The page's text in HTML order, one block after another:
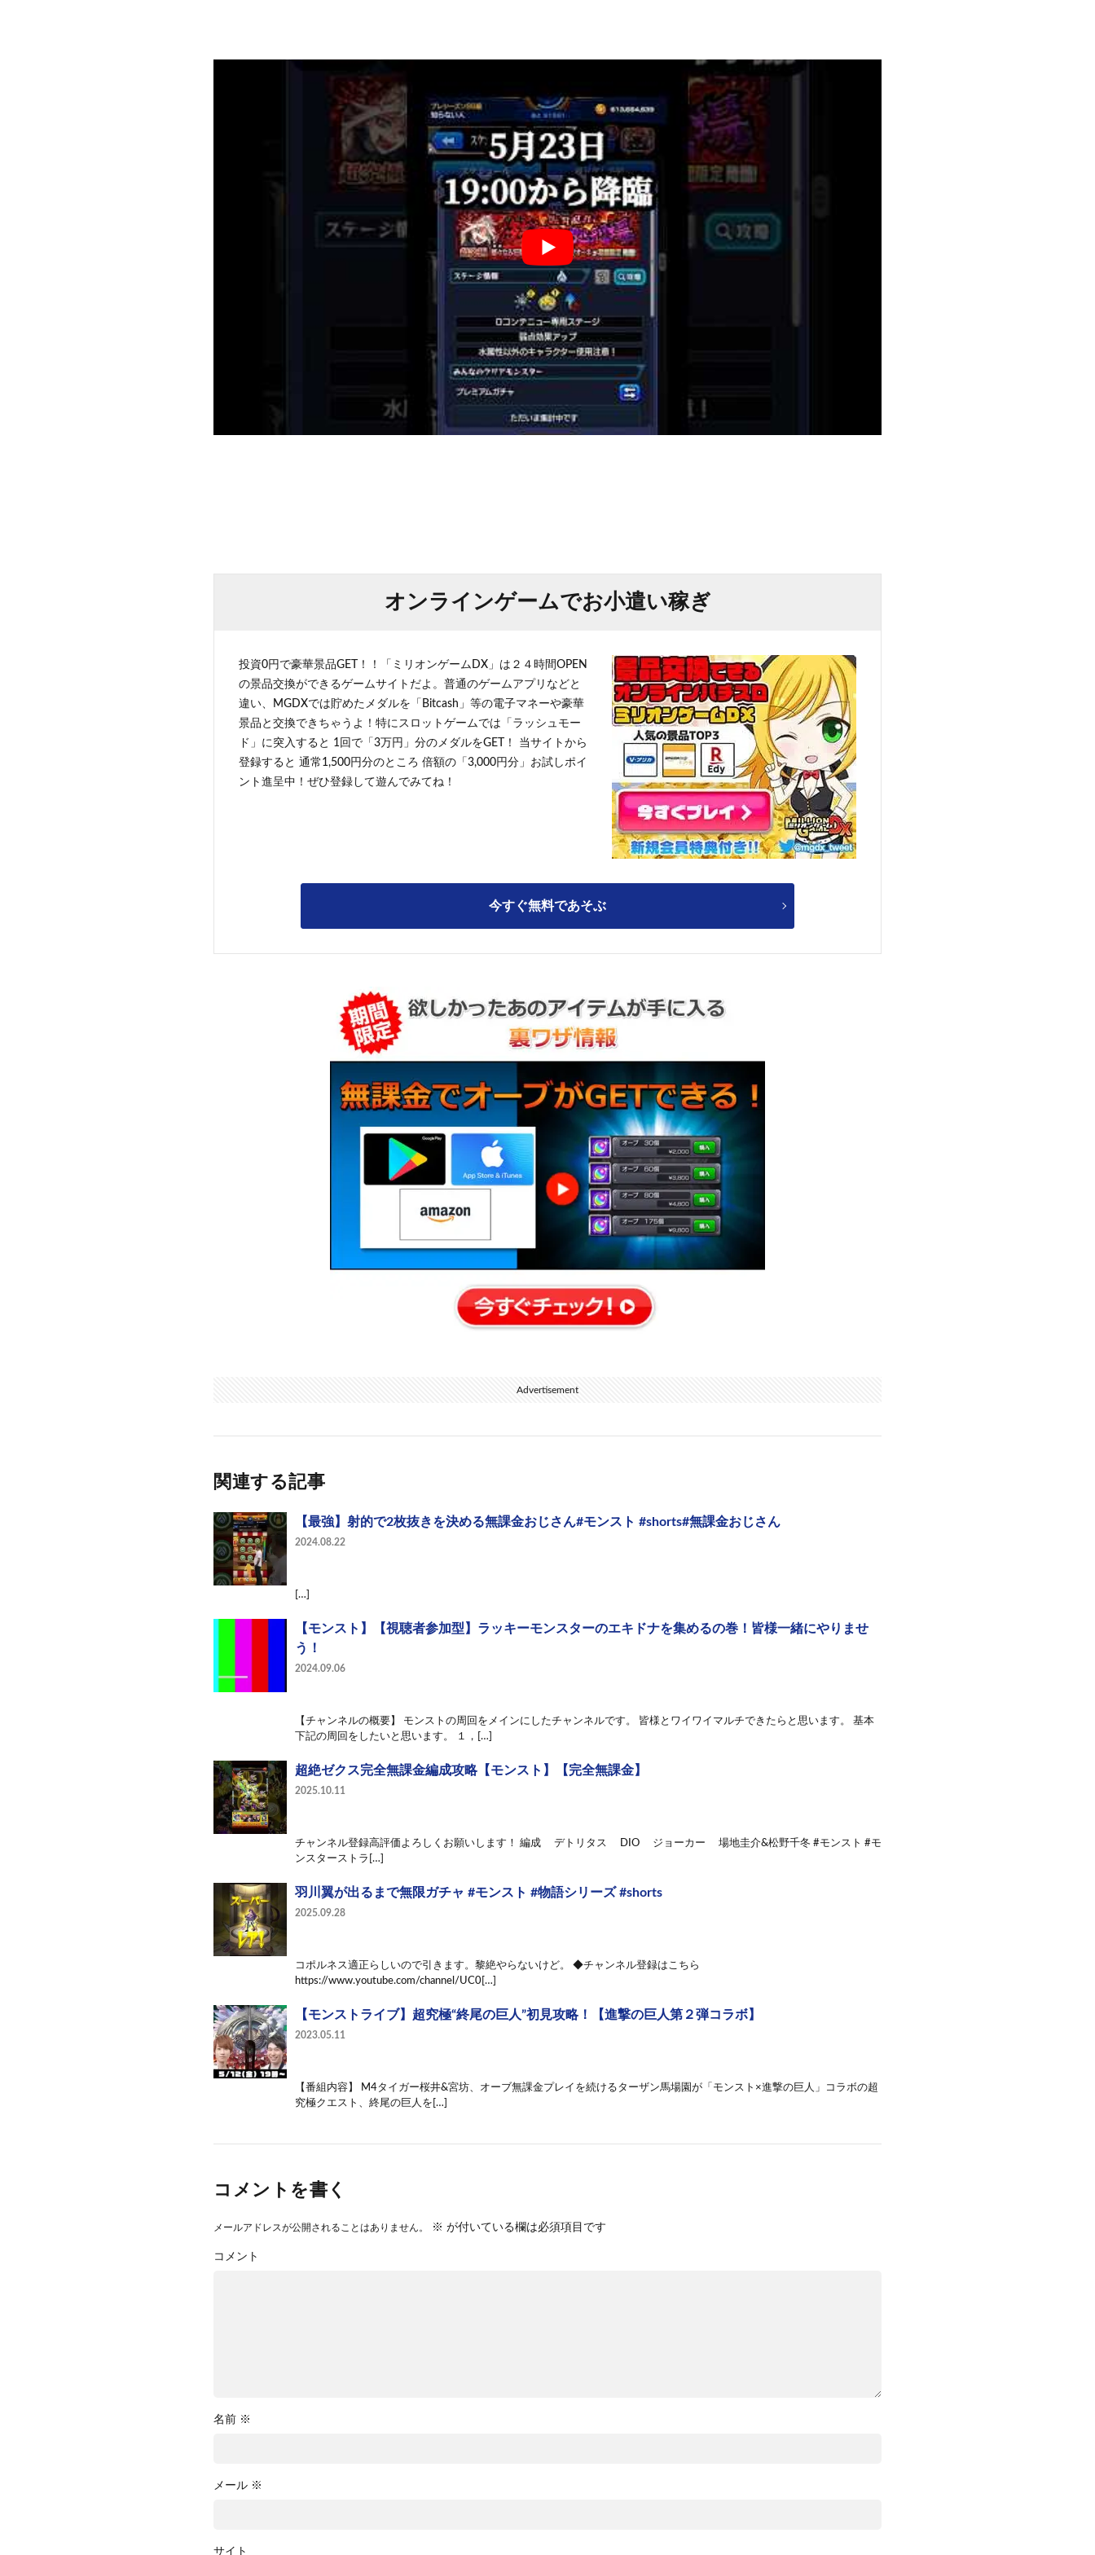
オンラインゲームでお小遣い稼ぎ
投資0円で豪華景品GET！！「ミリオンゲームDX」は２４時間OPEN
の景品交換ができるゲームサイトだよ。普通のゲームアプリなどと
違い、MGDXでは貯めたメダルを「Bitcash」等の電子マネーや豪華
景品と交換できちゃうよ！特にスロットゲームでは「ラッシュモー
ド」に突入すると 1回で「3万円」分のメダルをGET！ 当サイトから
登録すると 通常1,500円分のところ 倍額の「3,000円分」お試しポイ
ント進呈中！ぜひ登録して遊んでみてね！
今すぐ無料であそぶ
Advertisement
関連する記事
【最強】射的で2枚抜きを決める無課金おじさん#モンスト #shorts#無課金おじさん
2024.08.22
[…]
【モンスト】【視聴者参加型】ラッキーモンスターのエキドナを集めるの巻！皆様一緒にやりませ
う！
2024.09.06
【チャンネルの概要】 モンストの周回をメインにしたチャンネルです。 皆様とワイワイマルチできたらと思います。 基本
下記の周回をしたいと思います。 １，[…]
超絶ゼクス完全無課金編成攻略【モンスト】【完全無課金】
2025.10.11
チャンネル登録高評価よろしくお願いします！ 編成 デトリタス DIO ジョーカー 場地圭介&松野千冬 #モンスト #モ
ンスターストラ[…]
羽川翼が出るまで無限ガチャ #モンスト #物語シリーズ #shorts
2025.09.28
コポルネス適正らしいので引きます。黎絶やらないけど。 ◆チャンネル登録はこちら
https://www.youtube.com/channel/UC0[…]
【モンストライブ】超究極“終尾の巨人”初見攻略！【進撃の巨人第２弾コラボ】
2023.05.11
【番組内容】 M4タイガー桜井&宮坊、オーブ無課金プレイを続けるターザン馬場園が「モンスト×進撃の巨人」コラボの超
究極クエスト、終尾の巨人を[…]
コメントを書く
メールアドレスが公開されることはありません。 ※ が付いている欄は必須項目です
コメント
名前 ※
メール ※
サイト